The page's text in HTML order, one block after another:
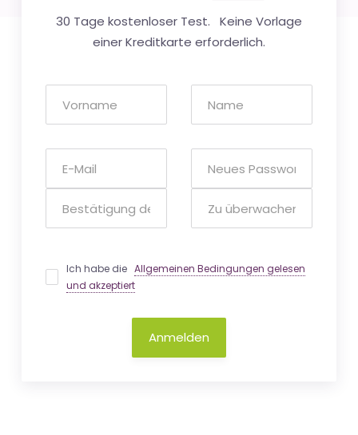
30 Tage kostenloser Test. Keine Vorlage
einer Kreditkarte erforderlich.
Ich habe dieAllgemeinen Bedingungen gelesen
und akzeptiert
Anmelden